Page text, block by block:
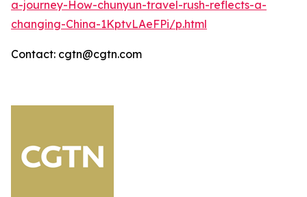
a-journey-How-chunyun-travel-rush-reflects-a-
changing-China-1KptvLAeFPi/p.html
Contact: cgtn@cgtn.com